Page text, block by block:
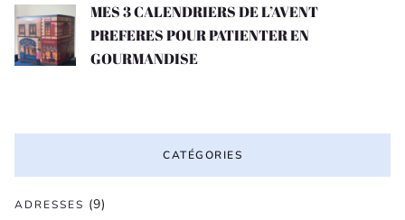
MES 3 CALENDRIERS DE L’AVENT
PREFERES POUR PATIENTER EN
GOURMANDISE
CATÉGORIES
ADRESSES (9)